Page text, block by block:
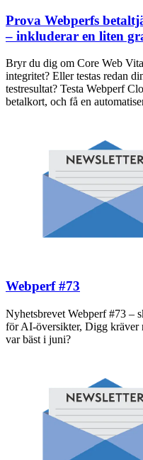
Prova Webperfs
– inkluderar en liten
Bryr du dig om Core Web
integritet? Eller testas redan
testresultat? Testa Webperf
betalkort, och få en
Webperf #73
Nyhetsbrevet Webperf #73 –
för AI-översikter, Digg
var bäst i juni?